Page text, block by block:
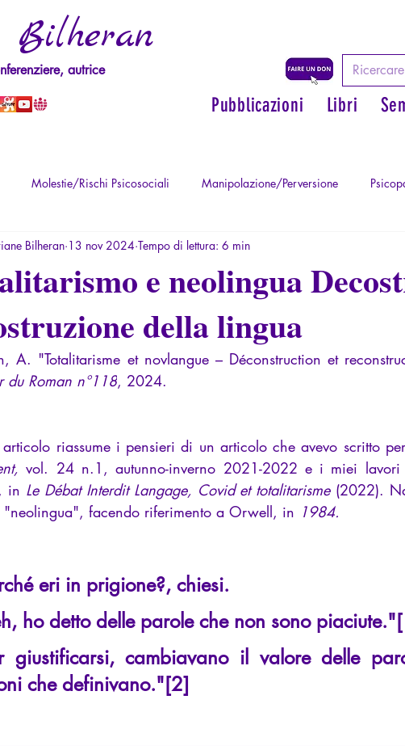
autrice
Pubblicazioni Libri
Molestie/Rischi Psicosociali Manipolazione/Perversione
Trauma Psicopatologia dell'Autorità
Mitologia - Sapere degli Antichi
Interviews Recensione
e neolingua
della lingua
Bilheran 13 nov 2024 Tempo di lettura: 6 min
A. "Totalitarisme et novlangue – Déconstruction et
du Roman n°118, 2024.
vol. 24 n.1, autunno-inverno 2021-2022 e i miei lavori
in Le Débat Interdit Langage, Covid et totalitarisme (2022).
"neolingua", facendo riferimento a Orwell, in 1984.
eri in prigione?, chiesi.
ho detto delle parole che non sono
giustificarsi, cambiavano il valore delle
che definivano."[2]